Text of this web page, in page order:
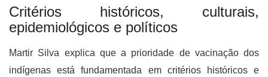
Critérios históricos, culturais,
epidemiológicos e políticos
Martir Silva explica que a prioridade de vacinação dos
indígenas está fundamentada em critérios históricos e